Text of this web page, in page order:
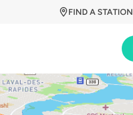
FIND A STATION